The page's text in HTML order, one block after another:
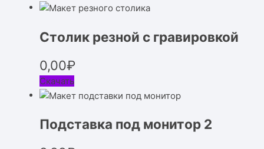
Столик резной с гравировкой
0,00₽
Скачать
Подставка под монитор 2